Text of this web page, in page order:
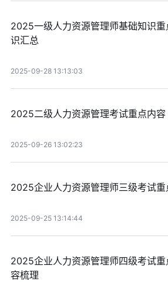
2025一级人力资源管理师基础知识
识汇总
2025-09-28 13:13:03
2025二级人力资源管理考试重点内容
2025-09-26 13:02:23
2025企业人力资源管理师三级考试重
2025-09-25 13:14:44
2025企业人力资源管理师四级考试
容梳理